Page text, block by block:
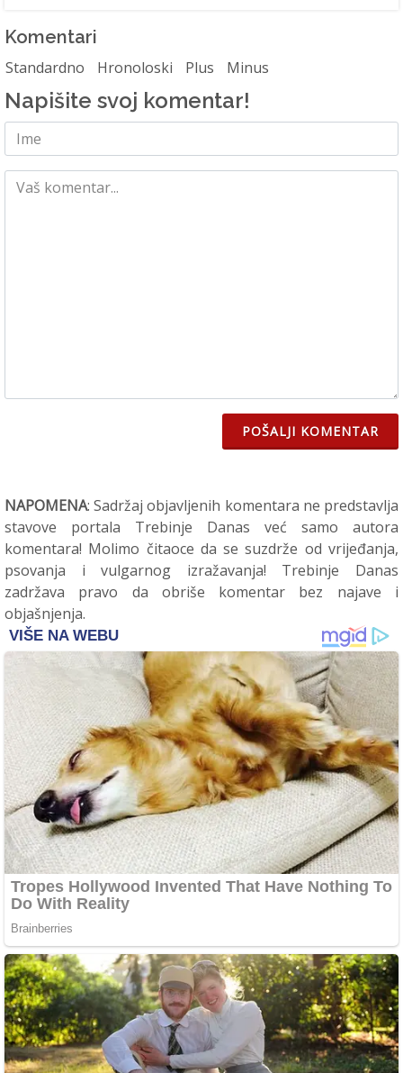
Komentari
Standardno Hronoloski Plus Minus
Napišite svoj komentar!
POŠALJI KOMENTAR
NAPOMENA: Sadržaj objavljenih komentara ne predstavlja
stavove portala Trebinje Danas već samo autora
komentara! Molimo čitaoce da se suzdrže od vrijeđanja,
psovanja i vulgarnog izražavanja! Trebinje Danas
zadržava pravo da obriše komentar bez najave i
objašnjenja.